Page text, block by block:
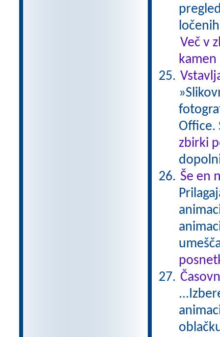
Več v
kamen
Office.
zbirki
Še en